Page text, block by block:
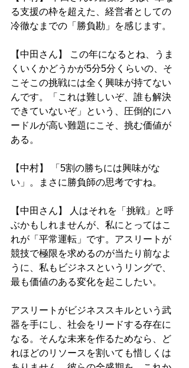
る支援の枠を超えた、経営者としての
冷徹なまでの「勝負勘」を感じます。
【中田さん】 この年になるとね、うま
くいくかどうかが5分5分くらいの、そ
こそこの挑戦には全く興味が持てない
んです。「これは難しいぞ、誰も解決
できていないぞ」という、圧倒的にハ
ードルが高い難題にこそ、挑む価値が
ある。
【中村】 「5割の勝ちには興味がな
い」。まさに勝負師の思考ですね。
【中田さん】 人はそれを「挑戦」と呼
ぶかもしれませんが、私にとってはこ
れが「平常運転」です。アスリートが
競技で極限を求めるのが当たり前なよ
うに、私もビジネスというリングで、
最も価値のある変化を起こしたい。
アスリートがビジネススキルという武
器を手にし、社会をリードする存在に
なる。そんな未来を作るためなら、ど
れほどのリソースを割いても惜しくは